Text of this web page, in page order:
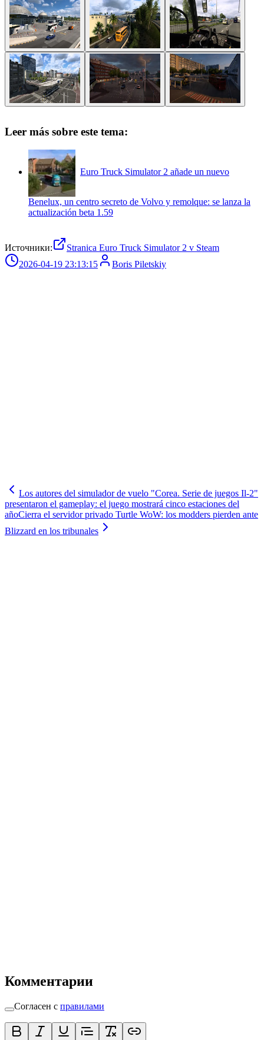
/9
Leer más sobre este tema:
Euro Truck Simulator 2 añade un nuevo
Benelux, un centro secreto de Volvo y remolque: se lanza la
actualización beta 1.59
Источники:
Stranica Euro Truck Simulator 2 v Steam
2026-04-19 23:13:15
Boris Piletskiy
Los autores del simulador de vuelo "Corea. Serie de juegos Il-2"
presentaron el gameplay: el juego mostrará cinco estaciones del
añoCierra el servidor privado Turtle WoW: los modders pierden ante
Blizzard en los tribunales
Комментарии
Согласен с правилами